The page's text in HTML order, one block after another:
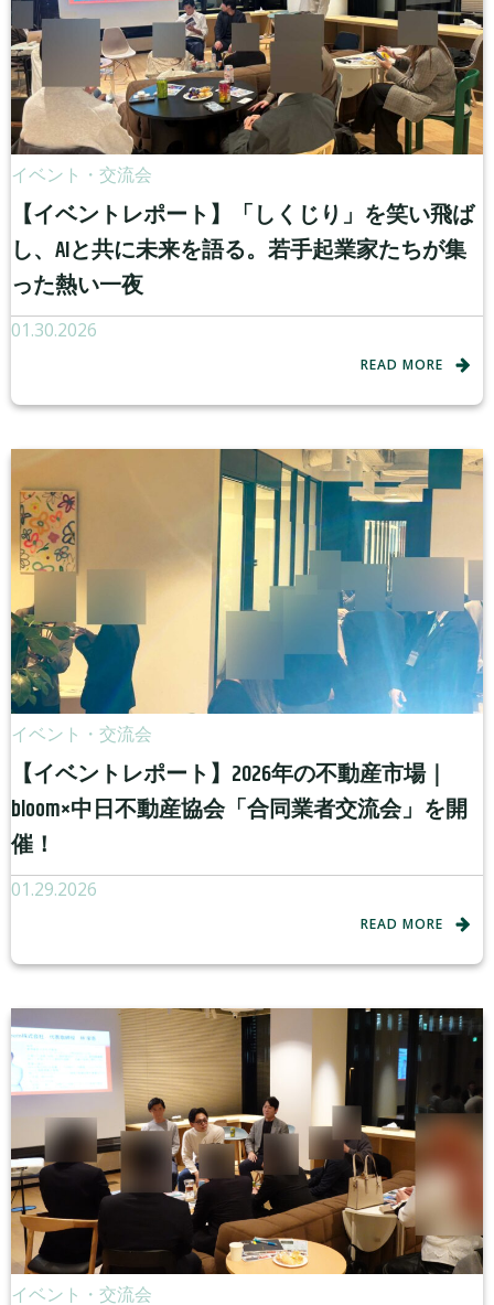
イベント・交流会
【イベントレポート】「しくじり」を笑い飛ば
し、AIと共に未来を語る。若手起業家たちが集
った熱い一夜
01.30.2026
READ MORE
イベント・交流会
【イベントレポート】2026年の不動産市場｜
bloom×中日不動産協会「合同業者交流会」を開
催！
01.29.2026
READ MORE
イベント・交流会